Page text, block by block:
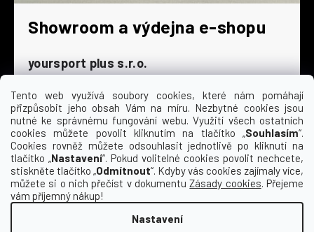
Tento web využívá soubory cookies, které nám pomáhají
přizpůsobit jeho obsah Vám na míru. Nezbytné cookies jsou
nutné ke správnému fungování webu. Využití všech ostatních
cookies můžete povolit kliknutím na tlačítko „Souhlasím“.
Cookies rovněž můžete odsouhlasit jednotlivě po kliknutí na
tlačítko „Nastavení“. Pokud volitelné cookies povolit nechcete,
stiskněte tlačítko „Odmítnout“. Kdyby vás cookies zajímaly více,
můžete si o nich přečíst v dokumentuZásady cookies. Přejeme
vám příjemný nákup!
Nastavení
Showroom a výdejna e-shopu
yoursport plus s.r.o.
Dyjská 845/4
196 00 Praha 9 - Čakovice
Po - Čt
9:00 - 16:30
Pá
9:00 - 15:30
So
zavřeno
Ne
zavřeno